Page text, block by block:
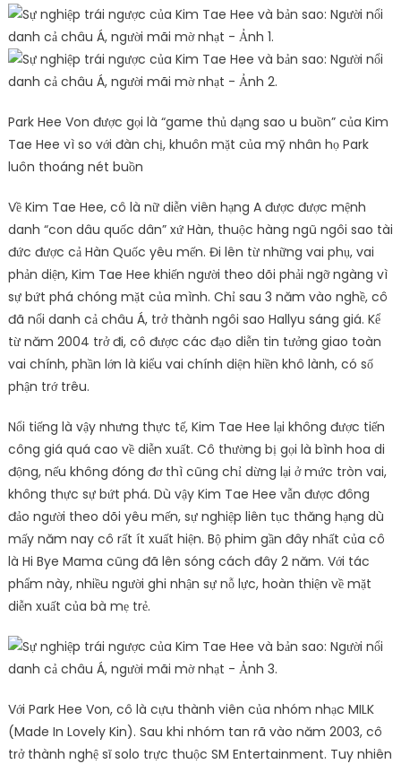
Park Hee Von được gọi là “game thủ dạng sao u buồn” của Kim
Tae Hee vì so với đàn chị, khuôn mặt của mỹ nhân họ Park
luôn thoáng nét buồn
Về Kim Tae Hee, cô là nữ diễn viên hạng A được được mệnh
danh “con dâu quốc dân” xứ Hàn, thuộc hàng ngũ ngôi sao tài
đức được cả Hàn Quốc yêu mến. Đi lên từ những vai phụ, vai
phản diện, Kim Tae Hee khiến người theo dõi phải ngỡ ngàng vì
sự bứt phá chóng mặt của mình. Chỉ sau 3 năm vào nghề, cô
đã nổi danh cả châu Á, trở thành ngôi sao Hallyu sáng giá. Kể
từ năm 2004 trở đi, cô được các đạo diễn tin tưởng giao toàn
vai chính, phần lớn là kiểu vai chính diện hiền khô lành, có số
phận trớ trêu.
Nổi tiếng là vậy nhưng thực tế, Kim Tae Hee lại không được tiến
công giá quá cao về diễn xuất. Cô thường bị gọi là bình hoa di
động, nếu không đóng đơ thì cũng chỉ dừng lại ở mức tròn vai,
không thực sự bứt phá. Dù vậy Kim Tae Hee vẫn được đông
đảo người theo dõi yêu mến, sự nghiệp liên tục thăng hạng dù
mấy năm nay cô rất ít xuất hiện. Bộ phim gần đây nhất của cô
là Hi Bye Mama cũng đã lên sóng cách đây 2 năm. Với tác
phẩm này, nhiều người ghi nhận sự nỗ lực, hoàn thiện về mặt
diễn xuất của bà mẹ trẻ.
Với Park Hee Von, cô là cựu thành viên của nhóm nhạc MILK
(Made In Lovely Kin). Sau khi nhóm tan rã vào năm 2003, cô
trở thành nghệ sĩ solo trực thuộc SM Entertainment. Tuy nhiên